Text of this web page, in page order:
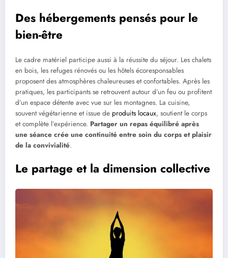
Des hébergements pensés pour le
bien-être
Le cadre matériel participe aussi à la réussite du séjour. Les chalets
en bois, les refuges rénovés ou les hôtels écoresponsables
proposent des atmosphères chaleureuses et confortables. Après les
pratiques, les participants se retrouvent autour d’un feu ou profitent
d’un espace détente avec vue sur les montagnes. La cuisine,
souvent végétarienne et issue de produits locaux, soutient le corps
et complète l’expérience. Partager un repas équilibré après
une séance crée une continuité entre soin du corps et plaisir
de la convivialité.
Le partage et la dimension collective